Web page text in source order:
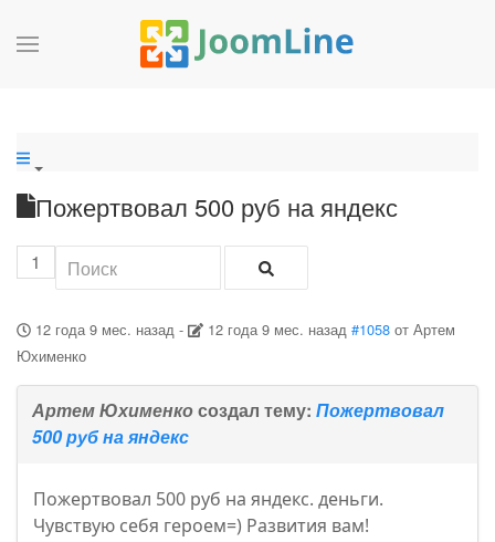
Пожертвовал 500 руб на яндекс
1
12 года 9 мес. назад- 12 года 9 мес. назад #1058 отАртем
Юхименко
Артем Юхименкосоздал тему: Пожертвовал
500 руб на яндекс
Пожертвовал 500 руб на яндекс. деньги.
Чувствую себя героем=) Развития вам!